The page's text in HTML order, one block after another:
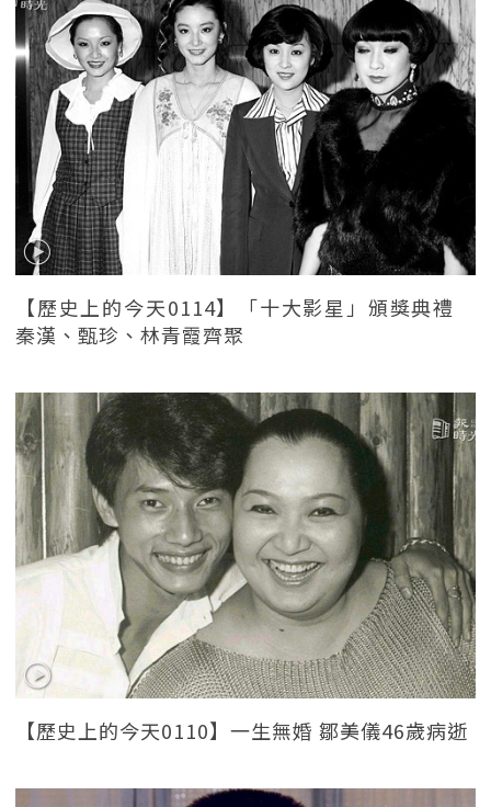
【歷史上的今天0114】「十大影星」頒獎典禮
秦漢、甄珍、林青霞齊聚
【歷史上的今天0110】一生無婚 鄒美儀46歲病逝